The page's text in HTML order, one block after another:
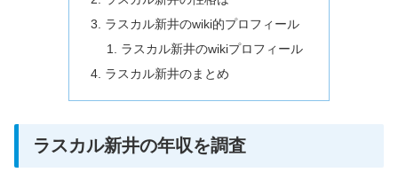
ラスカル新井のwiki的プロフィール
ラスカル新井のwikiプロフィール
ラスカル新井のまとめ
ラスカル新井の年収を調査